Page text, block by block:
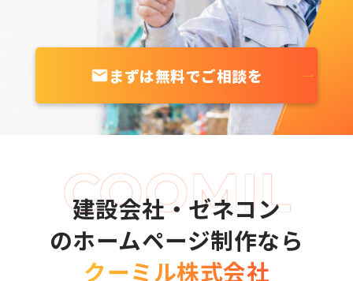
まずは無料でご相談を
建設会社・ゼネコン
のホームページ制作なら
クーミル株式会社